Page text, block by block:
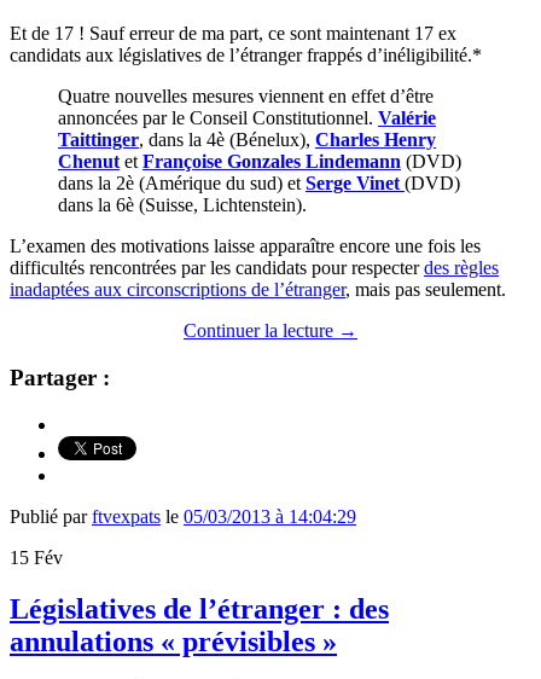
Et de 17 ! Sauf erreur de ma part, ce sont maintenant 17 ex
candidats aux législatives de l’étranger frappés d’inéligibilité.*
Quatre nouvelles mesures viennent en effet d’être
annoncées par le Conseil Constitutionnel. Valérie
Taittinger, dans la 4è (Bénelux), Charles Henry
Chenut et Françoise Gonzales Lindemann (DVD)
dans la 2è (Amérique du sud) et Serge Vinet (DVD)
dans la 6è (Suisse, Lichtenstein).
L’examen des motivations laisse apparaître encore une fois les
difficultés rencontrées par les candidats pour respecterdes règles
inadaptées aux circonscriptions de l’étranger, mais pas seulement.
Continuer la lecture →
Partager :
Publié parftvexpats le 05/03/2013 à 14:04:29
15 Fév
Législatives de l’étranger : des
annulations « prévisibles »